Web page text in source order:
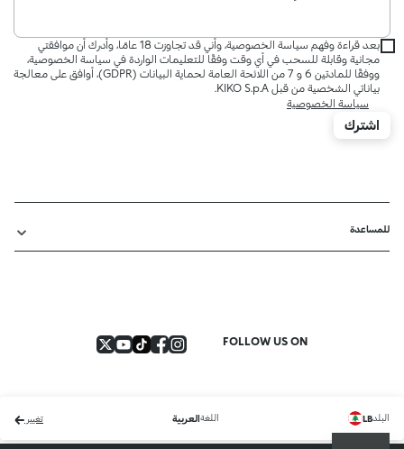
بعد قراءة وفهم سياسة الخصوصية، وأني قد تجاوزت 18 عامًا، وأدرك أن موافقتي
مجانية وقابلة للسحب في أي وقت وفقًا للتعليمات الواردة في سياسة الخصوصية،
ووفقًا للمادتين 6 و 7 من اللائحة العامة لحماية البيانات (GDPR)، أوافق على معالجة
بياناتي الشخصية من قبل KIKO S.p.A.
سياسة الخصوصية
اشترك
للمساعدة
FOLLOW US ON
البلدLB اللغةالعربية تغيير